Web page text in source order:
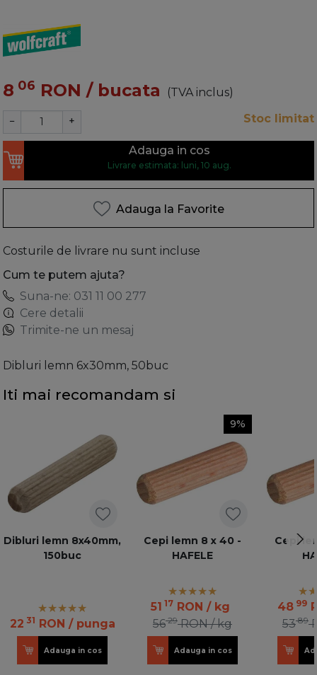
8 06 RON / bucata
(TVA inclus)
Stoc limitat
− +
Adauga in cos
Livrare estimata: luni, 10 aug.
Adauga la Favorite
Costurile de livrare nu sunt incluse
Cum te putem ajuta?
Suna-ne: 031 11 00 277
Cere detalii
Trimite-ne un mesaj
Dibluri lemn 6x30mm, 50buc
Iti mai recomandam si
Dibluri lemn 8x40mm,
150buc
22 31 RON / punga
Adauga in cos
9%
Cepi lemn 8 x 40 -
HAFELE
51 17 RON / kg
5629 RON / kg
Adauga in cos
Cepi
48 99
5389